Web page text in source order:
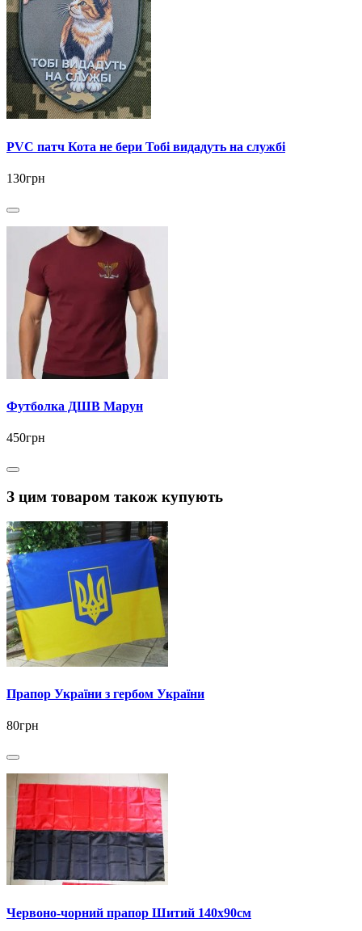
PVC патч Кота не бери Тобі видадуть на службі
130грн
Футболка ДШВ Марун
450грн
З цим товаром також купують
Прапор України з гербом України
80грн
Червоно-чорний прапор Шитий 140х90см